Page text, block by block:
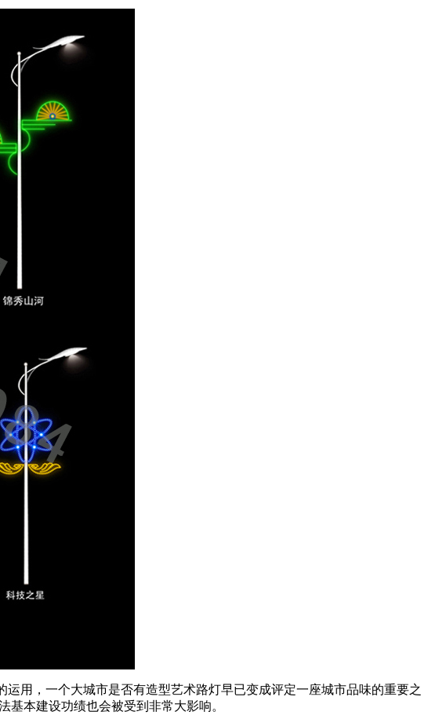
运用，一个大城市是否有造型艺术路灯早已变成评定一座城市品味的重要之
本建设功绩也会被受到非常大影响。